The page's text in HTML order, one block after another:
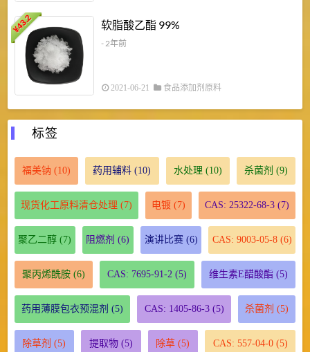
¥
43.2 软脂酸乙酯 99%
- 2年前
2021-06-21 食品添加剂原料
标签
福美钠 (10) 药用辅料 (10) 水处理 (10) 杀菌剂 (9)
现货化工原料清仓处理 (7) 电镀 (7) CAS: 25322-68-3 (7)
聚乙二醇 (7) 阻燃剂 (6) 演讲比赛(6) CAS: 9003-05-8(6)
聚丙烯酰胺(6) CAS: 7695-91-2 (5) 维生素E醋酸酯 (5)
药用薄膜包衣预混剂 (5) CAS: 1405-86-3(5) 杀菌剂 (5)
除草剂 (5) 提取物(5) 除草 (5) CAS: 557-04-0(5)